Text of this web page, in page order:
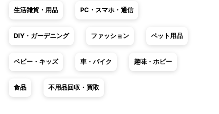
生活雑貨・用品 PC・スマホ・通信
DIY・ガーデニング ファッション ペット用品
ベビー・キッズ 車・バイク 趣味・ホビー
食品 不用品回収・買取